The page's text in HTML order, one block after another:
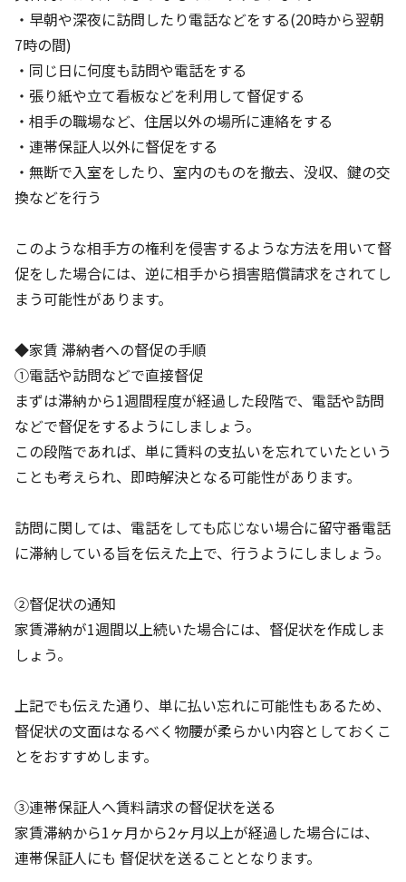
・早朝や深夜に訪問したり電話などをする(20時から翌朝
7時の間)
・同じ日に何度も訪問や電話をする
・張り紙や立て看板などを利用して督促する
・相手の職場など、住居以外の場所に連絡をする
・連帯保証人以外に督促をする
・無断で入室をしたり、室内のものを撤去、没収、鍵の交
換などを行う
このような相手方の権利を侵害するような方法を用いて督
促をした場合には、逆に相手から損害賠償請求をされてし
まう可能性があります。
◆家賃 滞納者への督促の手順
①電話や訪問などで直接督促
まずは滞納から1週間程度が経過した段階で、電話や訪問
などで督促をするようにしましょう。
この段階であれば、単に賃料の支払いを忘れていたという
ことも考えられ、即時解決となる可能性があります。
訪問に関しては、電話をしても応じない場合に留守番電話
に滞納している旨を伝えた上で、行うようにしましょう。
②督促状の通知
家賃滞納が1週間以上続いた場合には、督促状を作成しま
しょう。
上記でも伝えた通り、単に払い忘れに可能性もあるため、
督促状の文面はなるべく物腰が柔らかい内容としておくこ
とをおすすめします。
③連帯保証人へ賃料請求の督促状を送る
家賃滞納から1ヶ月から2ヶ月以上が経過した場合には、
連帯保証人にも 督促状を送ることとなります。